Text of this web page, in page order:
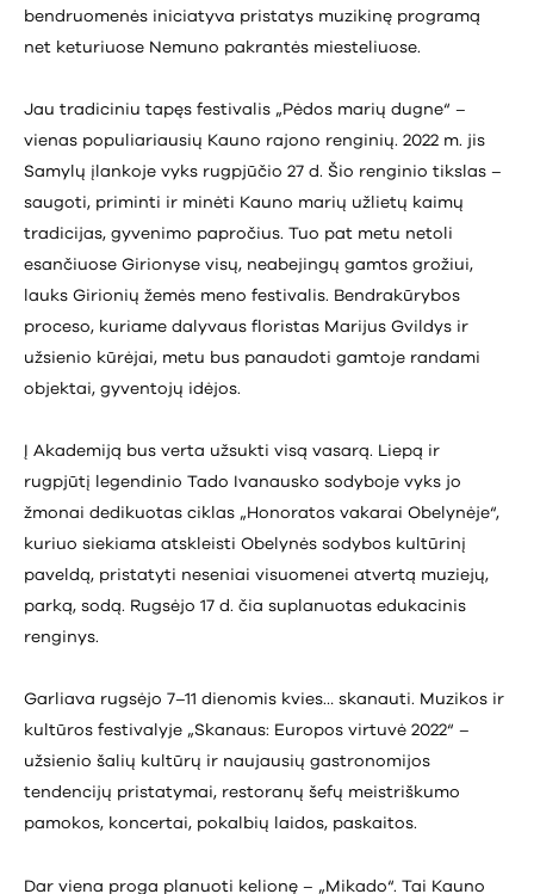
bendruomenės iniciatyva pristatys muzikinę programą
net keturiuose Nemuno pakrantės miesteliuose.
Jau tradiciniu tapęs festivalis „Pėdos marių dugne“ –
vienas populiariausių Kauno rajono renginių. 2022 m. jis
Samylų įlankoje vyks rugpjūčio 27 d. Šio renginio tikslas –
saugoti, priminti ir minėti Kauno marių užlietų kaimų
tradicijas, gyvenimo papročius. Tuo pat metu netoli
esančiuose Girionyse visų, neabejingų gamtos grožiui,
lauks Girionių žemės meno festivalis. Bendrakūrybos
proceso, kuriame dalyvaus floristas Marijus Gvildys ir
užsienio kūrėjai, metu bus panaudoti gamtoje randami
objektai, gyventojų idėjos.
Į Akademiją bus verta užsukti visą vasarą. Liepą ir
rugpjūtį legendinio Tado Ivanausko sodyboje vyks jo
žmonai dedikuotas ciklas „Honoratos vakarai Obelynėje“,
kuriuo siekiama atskleisti Obelynės sodybos kultūrinį
paveldą, pristatyti neseniai visuomenei atvertą muziejų,
parką, sodą. Rugsėjo 17 d. čia suplanuotas edukacinis
renginys.
Garliava rugsėjo 7–11 dienomis kvies… skanauti. Muzikos ir
kultūros festivalyje „Skanaus: Europos virtuvė 2022“ –
užsienio šalių kultūrų ir naujausių gastronomijos
tendencijų pristatymai, restoranų šefų meistriškumo
pamokos, koncertai, pokalbių laidos, paskaitos.
Dar viena proga planuoti kelionę – „Mikado“. Tai Kauno